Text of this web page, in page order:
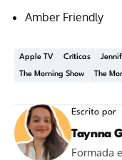
Amber Friendly
Apple TV Críticas
The Morning Show The
Escrito por
Taynna
Formada